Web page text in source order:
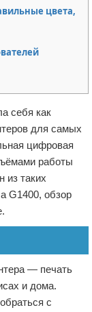
цвета,
себя как
для самых
цифровая
работы
из таких
G1400, обзор
— печать
и дома.
с